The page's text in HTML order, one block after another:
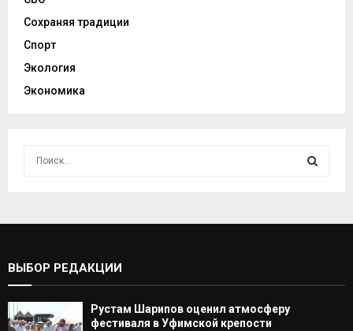
Сохраняя традиции
Спорт
Экология
Экономика
С
А
ВЫБОР РЕДАКЦИИ
Рустам Шарипов оценил атмосферу
фестиваля в Уфимской крепости